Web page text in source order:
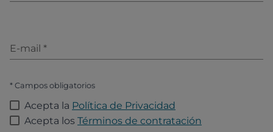
E-mail *
* Campos obligatorios
Acepta la Política de Privacidad
Acepta los Términos de contratación